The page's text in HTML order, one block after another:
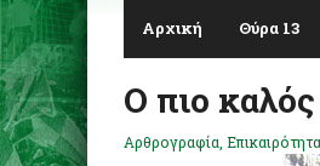
Αρχική Θύρα 13
Ο πιο
Αρθρογραφία Επικαιρότητα